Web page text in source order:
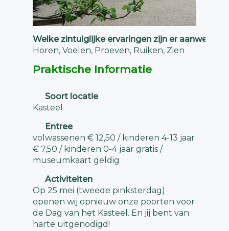
Welke zintuiglijke ervaringen zijn er aanwezig?
Horen, Voelen, Proeven, Ruiken, Zien
Praktische Informatie
Soort locatie
Kasteel
Entree
volwassenen € 12,50 / kinderen 4-13 jaar
€ 7,50 / kinderen 0-4 jaar gratis /
museumkaart geldig
Activiteiten
Op 25 mei (tweede pinksterdag)
openen wij opnieuw onze poorten voor
de Dag van het Kasteel. En jij bent van
harte uitgenodigd!